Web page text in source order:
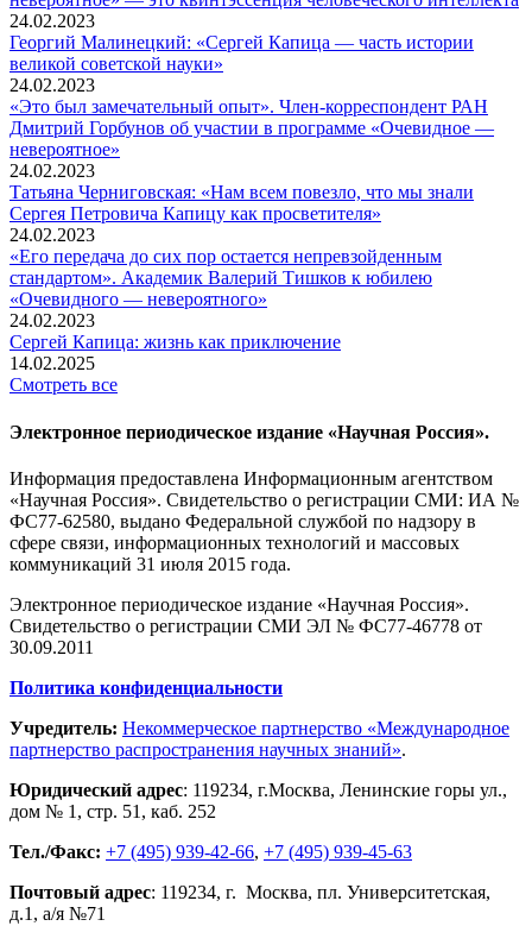
24.02.2023
Георгий Малинецкий: «Сергей Капица — часть истории
великой советской науки»
24.02.2023
«Это был замечательный опыт». Член-корреспондент РАН
Дмитрий Горбунов об участии в программе «Очевидное —
невероятное»
24.02.2023
Татьяна Черниговская: «Нам всем повезло, что мы знали
Сергея Петровича Капицу как просветителя»
24.02.2023
«Его передача до сих пор остается непревзойденным
стандартом». Академик Валерий Тишков к юбилею
«Очевидного — невероятного»
24.02.2023
Сергей Капица: жизнь как приключение
14.02.2025
Смотреть все
Электронное периодическое издание «Научная Россия».
Информация предоставлена Информационным агентством
«Научная Россия». Свидетельство о регистрации СМИ: ИА №
ФС77-62580, выдано Федеральной службой по надзору в
сфере связи, информационных технологий и массовых
коммуникаций 31 июля 2015 года.
Электронное периодическое издание «Научная Россия».
Свидетельство о регистрации СМИ ЭЛ № ФС77-46778 от
30.09.2011
Политика конфиденциальности
Учредитель: Некоммерческое партнерство «Международное
партнерство распространения научных знаний».
Юридический адрес: 119234, г.Москва, Ленинские горы ул.,
дом № 1, стр. 51 , каб. 252
Тел./Факс: +7 (495) 939-42-66, +7 (495) 939-45-63
Почтовый адрес: 119234, г. Москва, пл. Университетская,
д.1 , а/я №71